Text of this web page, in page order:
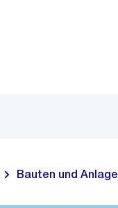
Bauten und